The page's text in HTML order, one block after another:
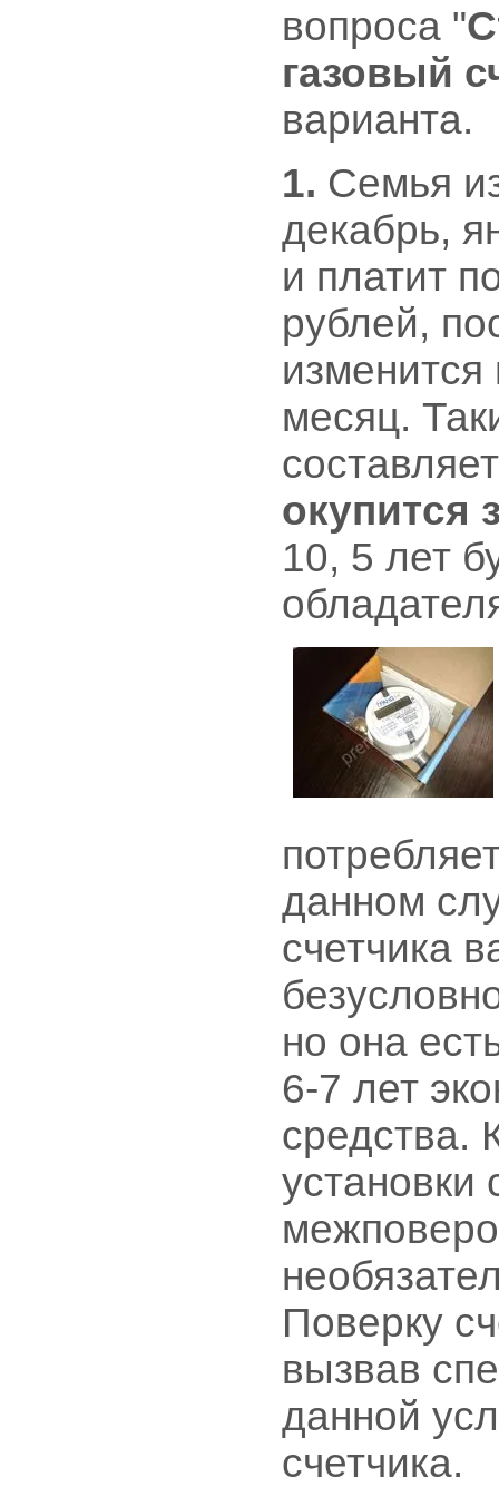
вопроса "
газовый
варианта.
1. Семья
декабрь,
и платит
рублей,
изменится
месяц.
окупится
10, 5 лет
данном
счетчика
но она
6-7 лет
средства.
установки
Поверку
вызвав
данной
счетчика.